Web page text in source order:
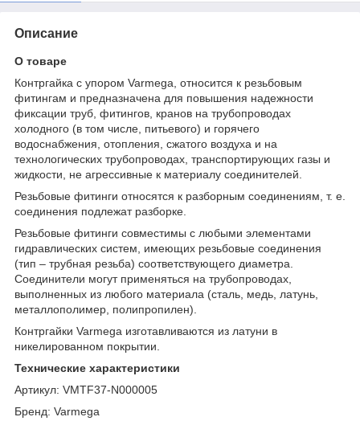
Описание
О товаре
Контргайка с упором Varmega, относится к резьбовым
фитингам и предназначена для повышения надежности
фиксации труб, фитингов, кранов на трубопроводах
холодного (в том числе, питьевого) и горячего
водоснабжения, отопления, сжатого воздуха и на
технологических трубопроводах, транспортирующих газы и
жидкости, не агрессивные к материалу соединителей.
Резьбовые фитинги относятся к разборным соединениям, т. е.
соединения подлежат разборке.
Резьбовые фитинги совместимы с любыми элементами
гидравлических систем, имеющих резьбовые соединения
(тип – трубная резьба) соответствующего диаметра.
Соединители могут применяться на трубопроводах,
выполненных из любого материала (сталь, медь, латунь,
металлополимер, полипропилен).
Контргайки Varmega изготавливаются из латуни в
никелированном покрытии.
Технические характеристики
Артикул: VMTF37-N000005
Бренд: Varmega